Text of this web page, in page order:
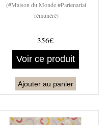
(#Maison du Monde #Partenariat
rémunéré)
356€
Voir ce produit
Ajouter au panier